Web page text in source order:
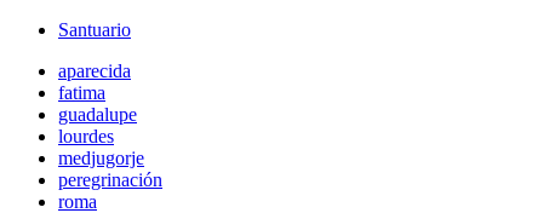
Santuario
aparecida
fatima
guadalupe
lourdes
medjugorje
peregrinación
roma